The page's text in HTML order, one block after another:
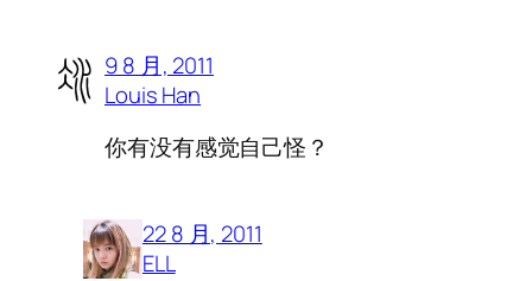
9 8 月, 2011
Louis Han
你有没有感觉自己怪？
22 8 月, 2011
ELL